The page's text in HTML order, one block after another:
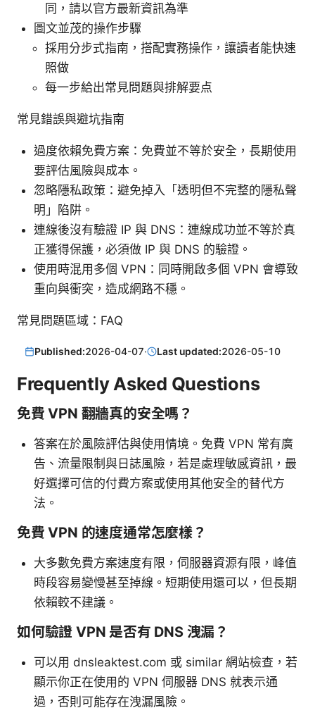
同，請以官方最新資訊為準
圖文並茂的操作步驟
採用分步式指南，搭配實務操作，讓讀者能快速
照做
每一步給出常見問題與排解要点
常見錯誤與避坑指南
過度依賴免費方案：免費並不等於安全，長期使用
要評估風險與成本。
忽略隱私政策：避免掉入「透明但不完整的隱私聲
明」陷阱。
連線後沒有驗證 IP 與 DNS：連線成功並不等於真
正獲得保護，必須做 IP 與 DNS 的驗證。
使用時混用多個 VPN：同時開啟多個 VPN 會導致
重向與衝突，造成網路不穩。
常見問題區域：FAQ
Published:2026-04-07· Last updated:2026-05-10
Frequently Asked Questions
免費 VPN 翻牆真的安全嗎？
答案在於風險評估與使用情境。免費 VPN 常有廣
告、流量限制與日誌風險，若是處理敏感資訊，最
好選擇可信的付費方案或使用其他安全的替代方
法。
免費 VPN 的速度通常怎麼樣？
大多數免費方案速度有限，伺服器資源有限，峰值
時段容易變慢甚至掉線。短期使用還可以，但長期
依賴較不建議。
如何驗證 VPN 是否有 DNS 洩漏？
可以用 dnsleaktest.com 或 similar 網站檢查，若
顯示你正在使用的 VPN 伺服器 DNS 就表示通
過，否則可能存在洩漏風險。